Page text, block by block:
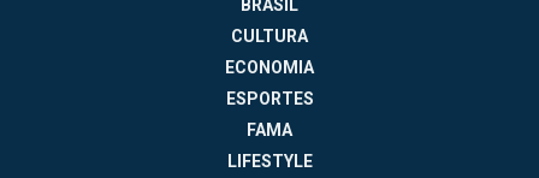
BRASIL
CULTURA
ECONOMIA
ESPORTES
FAMA
LIFESTYLE